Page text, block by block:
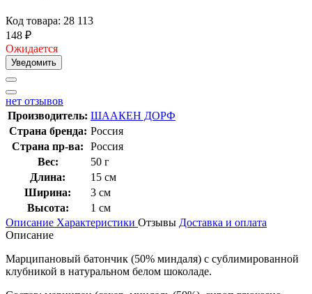
Код товара: 28 113
148 ₽
Ожидается
Уведомить
нет отзывов
Производитель: ШААКЕН ДОРФ
Страна бренда: Россия
Страна пр-ва:
Россия
Вес:
50 г
Длина:
15 см
Ширина:
3 см
Высота:
1 см
Описание Характеристики Отзывы Доставка и оплата
Описание
Марципановый батончик (50% миндаля) с сублимированной
клубникой в натуральном белом шоколаде.